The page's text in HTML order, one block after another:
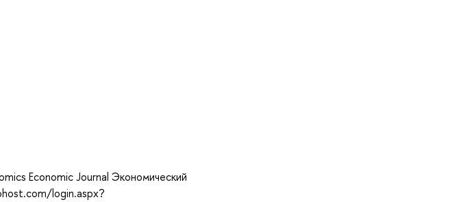
Economic Journal Экономический
login.aspx?